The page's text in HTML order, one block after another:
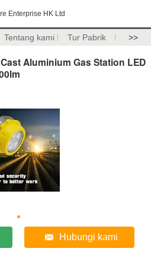
Enterprise HK Ltd
Tentang kami Tur Pabrik >>
Aluminium Gas Station LED
Hubungi kami